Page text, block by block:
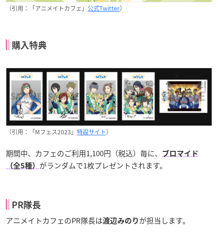
（引用：「アニメイトカフェ」 公式Twitter）
購入特典
（引用：「Mフェス2023」 特設サイト）
期間中、カフェのご利用1,100円（税込）毎に、
ブロマイド
（全5種） がランダムで1枚プレゼントされます。
PR隊長
アニメイトカフェのPR隊長は渡辺みのり が担当します。